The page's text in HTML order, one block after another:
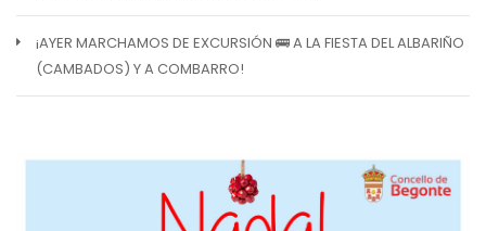
¡AYER MARCHAMOS DE EXCURSIÓN 🚌 A LA FIESTA DEL ALBARIÑO
(CAMBADOS) Y A COMBARRO!